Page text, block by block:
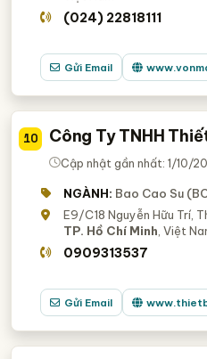
(024) 22818111
Gửi Email
10 Công Ty TNHH
Cập nhật gần nhất: 1/10/
NGÀNH: Bao Cao Su
E9/C18 Nguyễn Hữu Trí,
TP. Hồ Chí Minh , Việt
0909313537
Gửi Email